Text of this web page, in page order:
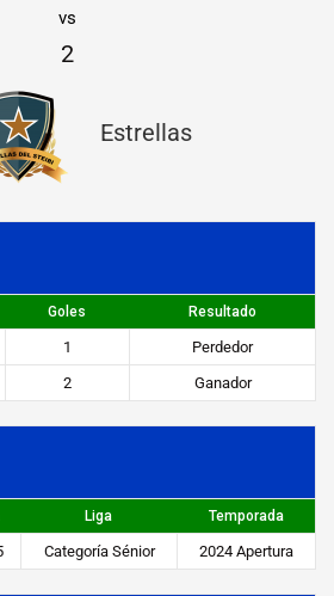
vs
2
Estrellas
Goles Resultado
1
Perdedor
2 Ganador
Liga Temporada
Categoría Sénior 2024 Apertura